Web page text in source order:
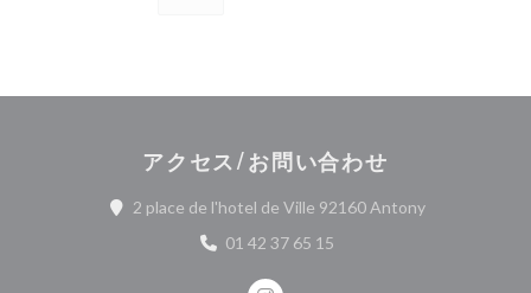
アクセス/お問い合わせ
2 place de l'hotel de Ville 92160 Antony((新しいウィ
01 42 37 65 15